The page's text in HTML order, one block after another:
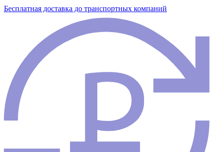
Бесплатная доставка до транспортных компаний